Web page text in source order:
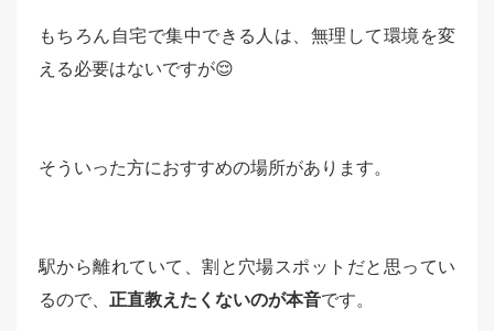
もちろん自宅で集中できる人は、無理して環境を変
える必要はないですが😌
そういった方におすすめの場所があります。
駅から離れていて、割と穴場スポットだと思ってい
るので、 正直教えたくないのが本音です。